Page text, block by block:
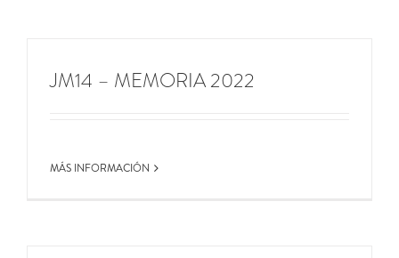
JM14 – MEMORIA 2022
MÁS INFORMACIÓN